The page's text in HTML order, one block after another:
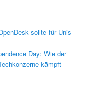
sollte für Unis
Day: Wie der
kämpft